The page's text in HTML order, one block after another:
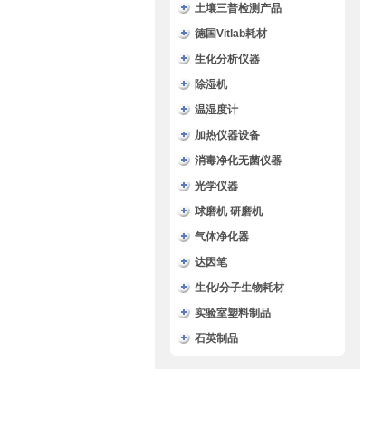
土壤三普检测产品
德国Vitlab耗材
生化分析仪器
除湿机
温湿度计
加热仪器设备
消毒净化无菌仪器
光学仪器
球磨机 研磨机
气体净化器
达因笔
生化/分子生物耗材
实验室塑料制品
石英制品